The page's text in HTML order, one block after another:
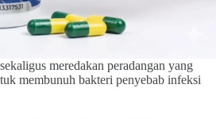
meredakan peradangan yang
membunuh bakteri penyebab infeksi